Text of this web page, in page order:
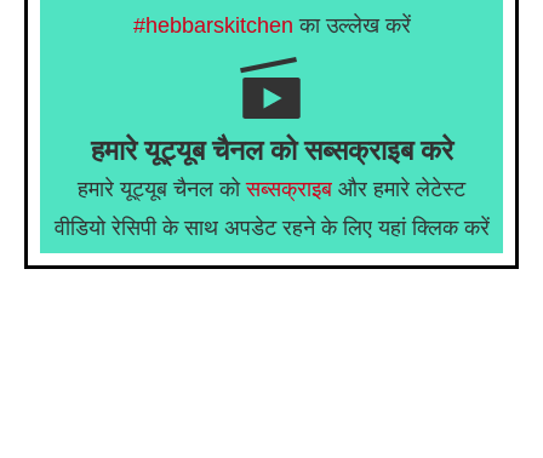
#hebbarskitchen का उल्लेख करें
हमारे यूट्यूब चैनल को सब्सक्राइब करे
हमारे यूट्यूब चैनल कोसब्सक्राइब और हमारे लेटेस्ट
वीडियो रेसिपी के साथ अपडेट रहने के लिए यहां क्लिक करें